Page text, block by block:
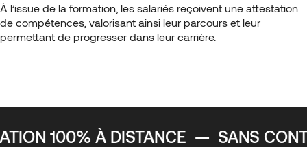
À l’issue de la formation, les salariés reçoivent une attestation
de compétences, valorisant ainsi leur parcours et leur
permettant de progresser dans leur carrière.
100% À DISTANCE — SANS